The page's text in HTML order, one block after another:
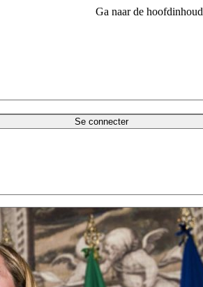
Ga naar de hoofdinhoud
Se connecter